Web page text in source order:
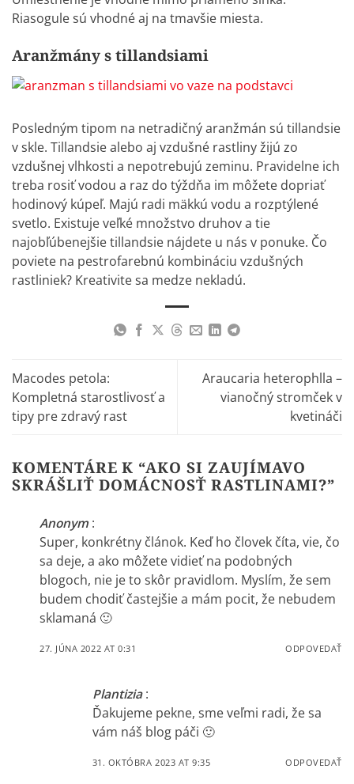
Riasogule sú vhodné aj na tmavšie miesta.
Aranžmány s tillandsiami
Posledným tipom na netradičný aranžmán sú tillandsie
v skle. Tillandsie alebo aj vzdušné rastliny žijú zo
vzdušnej vlhkosti a nepotrebujú zeminu. Pravidelne ich
treba rosiť vodou a raz do týždňa im môžete dopriať
hodinový kúpeľ. Majú radi mäkkú vodu a rozptýlené
svetlo. Existuje veľké množstvo druhov a tie
najobľúbenejšie tillandsie nájdete u nás v ponuke. Čo
poviete na pestrofarebnú kombináciu vzdušných
rastliniek? Kreativite sa medze nekladú.
Macodes petola:
Kompletná starostlivosť a
tipy pre zdravý rast
Araucaria heterophlla –
vianočný stromček v
kvetináči
KOMENTÁRE K “AKO SI ZAUJÍMAVO
SKRÁŠLIŤ DOMÁCNOSŤ RASTLINAMI?”
Anonym :
Super, konkrétny článok. Keď ho človek číta, vie, čo
sa deje, a ako môžete vidieť na podobných
blogoch, nie je to skôr pravidlom. Myslím, že sem
budem chodiť častejšie a mám pocit, že nebudem
sklamaná 🙂
27. JÚNA 2022 AT 0:31 ODPOVEDAŤ
Plantizia :
Ďakujeme pekne, sme veľmi radi, že sa
vám náš blog páči 🙂
31. OKTÓBRA 2023 AT 9:35 ODPOVEDAŤ